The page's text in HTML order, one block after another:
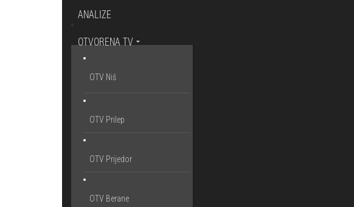
ANALIZE
OTVORENA TV
OTV Niš
OTV Prilep
OTV Prijedor
OTV Berane